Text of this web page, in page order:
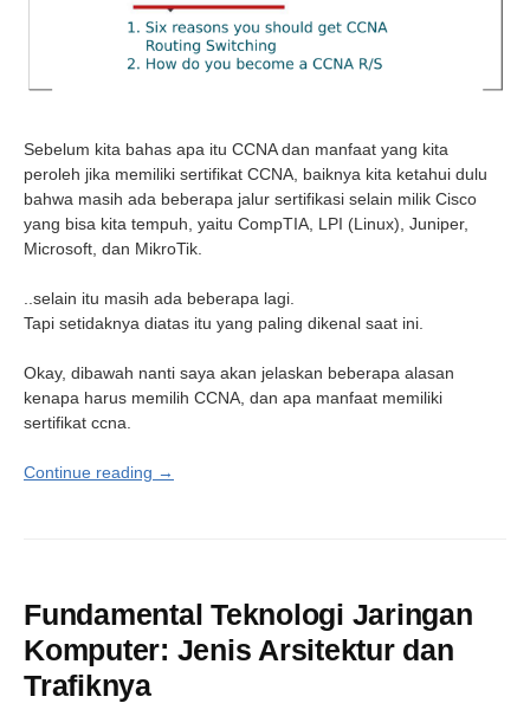
Sebelum kita bahas apa itu CCNA dan manfaat yang kita
peroleh jika memiliki sertifikat CCNA, baiknya kita ketahui dulu
bahwa masih ada beberapa jalur sertifikasi selain milik Cisco
yang bisa kita tempuh, yaitu CompTIA, LPI (Linux), Juniper,
Microsoft, dan MikroTik.
..selain itu masih ada beberapa lagi.
Tapi setidaknya diatas itu yang paling dikenal saat ini.
Okay, dibawah nanti saya akan jelaskan beberapa alasan
kenapa harus memilih CCNA, dan apa manfaat memiliki
sertifikat ccna.
Continue reading →
Fundamental Teknologi Jaringan
Komputer: Jenis Arsitektur dan
Trafiknya